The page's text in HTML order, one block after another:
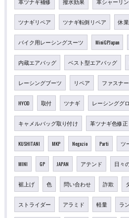
ツナギリペア ツナギ転倒リペア 休業
バイク用レーシングスーツ MiniGPJapan
内蔵エアバッグ ベスト型エアバッグ
レーシングブーツ リペア ファスナ
HYOD 取付 ツナギ レーシンググ
キャメルバッグ取り付け 革ツナギ色修正
KUSHITANI MKP Negozio Parti ツ
MINI GP JAPAN アテンド 日々
裾上げ 色 問い合わせ 詐欺
ストライダー アラミド 軽量 ラ